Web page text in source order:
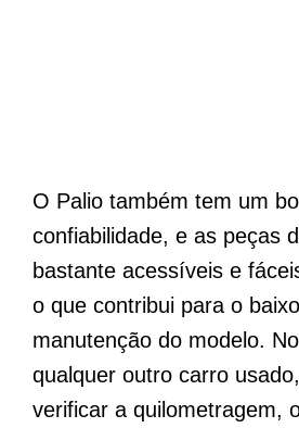
O Palio também tem um
confiabilidade, e as peças
bastante acessíveis e
o que contribui para o
manutenção do modelo.
qualquer outro carro
verificar a quilometragem,